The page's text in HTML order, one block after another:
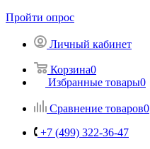
Пройти опрос
Личный кабинет
Корзина0
Избранные товары0
Сравнение товаров0
+7 (499) 322-36-47